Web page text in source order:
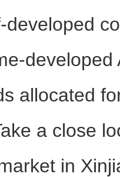
县：多彩校园活
developed
allocated
a close
in